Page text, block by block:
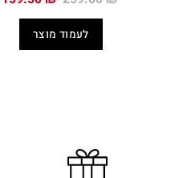
259.00 ₪.
לעמוד מוצר